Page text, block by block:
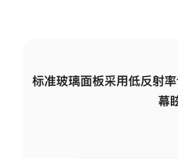
标准玻璃面板采用低反射
幕